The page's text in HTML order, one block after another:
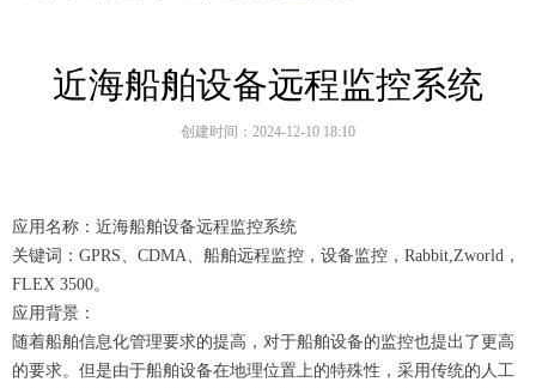
近海船舶设备远程监控系统
应用名称：近海船舶设备远程监控系统
关键词：GPRS、CDMA、船舶远程监控，设备监控，Rabbit,Zworld，
FLEX 3500。
应用背景：
随着船舶信息化管理要求的提高，对于船舶设备的监控也提出了更高
的要求。但是由于船舶设备在地理位置上的特殊性，采用传统的人工
创建时间： 2024-12-10 18:10